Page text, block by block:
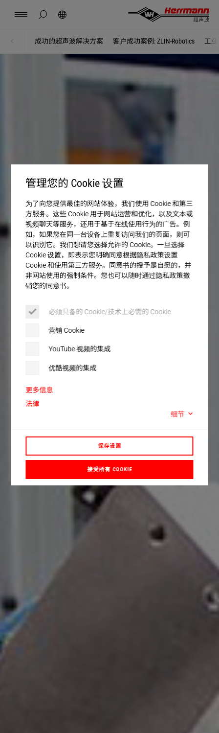
管理您的 Cookie 设置
为了向您提供最佳的网站体验，我们使用 Cookie 和第三
方服务。这些 Cookie 用于网站运营和优化，以及文本或
视频聊天等服务，还用于基于在线使用行为的广告。例
如，如果您在同一台设备上重复访问我们的页面，则可
以识别它。我们想请您选择允许的 Cookie。一旦选择
Cookie 设置，即表示您明确同意根据隐私政策设置
Cookie 和使用第三方服务。同意书的授予是自愿的，并
非网站使用的强制条件。您也可以随时通过隐私政策撤
销您的同意书。
必须具备的 Cookie/技术上必需的 Cookie
营销 Cookie
YouTube 视频的集成
优酷视频的集成
更多信息
法律
细节
保存设置
接受所有 COOKIE
隐藏页面搜索
Herrmann Engineering（海尔曼工程）
客户服务
联系方式 位置 新闻 工作 资料下载
China english
成功的超声波解决方案 客户成功案例: ZLIN-Robotics 工